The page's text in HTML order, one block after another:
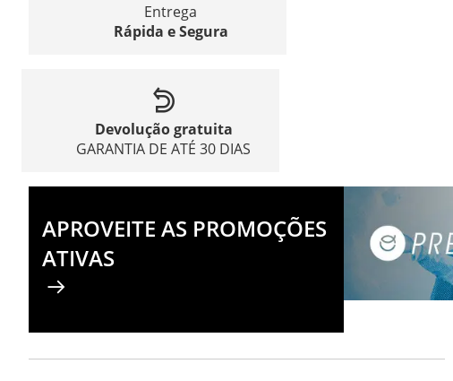
Entrega
Rápida e Segura
Devolução gratuita
GARANTIA DE ATÉ 30 DIAS
APROVEITE AS PROMOÇÕES
ATIVAS